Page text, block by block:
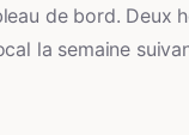
de bord. Deux
la semaine